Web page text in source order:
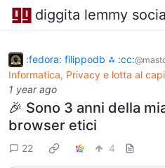
diggita lemmy
:fedora: filippodb ⁂ :cc:
Informatica, Privacy e lotta al
1 year ago
🎉 Sono 3 anni della
browser etici
22 4